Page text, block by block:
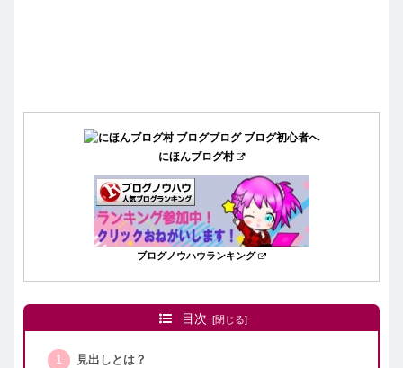
にほんブログ村
ブログノウハウランキング
目次
見出しとは？